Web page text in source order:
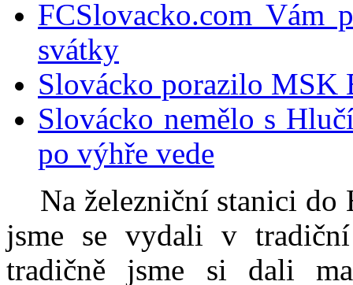
FCSlovacko.com Vám
svátky
Slovácko porazilo MSK
Slovácko nemělo s
po výhře vede
Na železniční stanici do
jsme se vydali v tradiční
tradičně jsme si dali